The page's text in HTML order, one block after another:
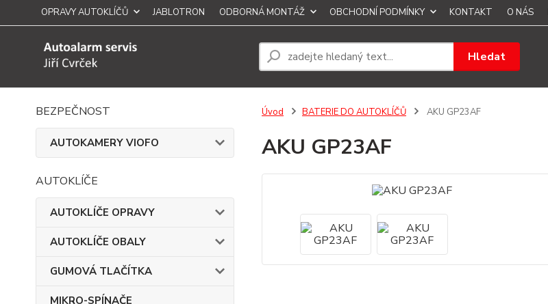
OPRAVY AUTOKLÍČŮ JABLOTRON ODBORNÁ MONTÁŽ OBCHODNÍ PODMÍNKY KONTAKT O NÁS
Hledat
BEZPEČNOST
AUTOKAMERY VIOFO
AUTOKLÍČE
AUTOKLÍČE OPRAVY
AUTOKLÍČE OBALY
GUMOVÁ TLAČÍTKA
MIKRO-SPÍNAČE
Úvod BATERIE DO AUTOKLÍČŮ AKU GP23AF
AKU GP23AF